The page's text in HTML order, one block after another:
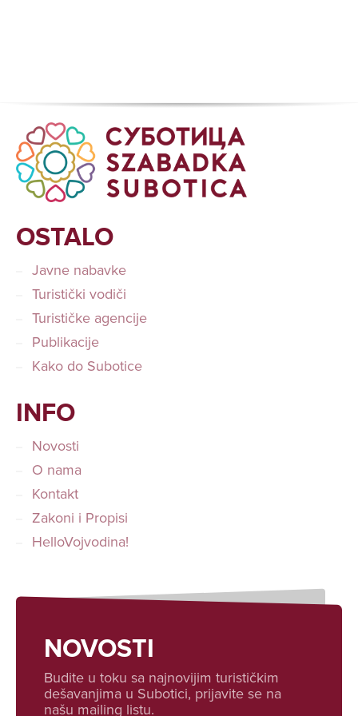
OSTALO
Javne nabavke
Turistički vodiči
Turističke agencije
Publikacije
Kako do Subotice
INFO
Novosti
O nama
Kontakt
Zakoni i Propisi
HelloVojvodina!
NOVOSTI
Budite u toku sa najnovijim turističkim
dešavanjima u Subotici, prijavite se na
našu mailing listu.